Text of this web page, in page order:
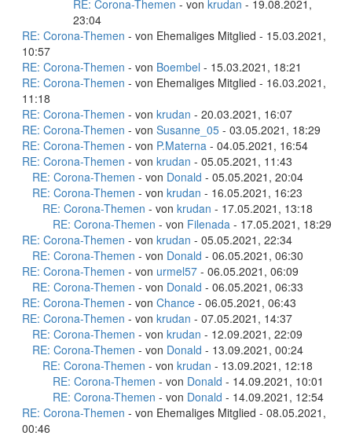
RE: Corona-Themen - von krudan - 19.08.2021,
23:04
RE: Corona-Themen - von Ehemaliges Mitglied - 15.03.2021,
10:57
RE: Corona-Themen - von Boembel - 15.03.2021, 18:21
RE: Corona-Themen - von Ehemaliges Mitglied - 16.03.2021,
11:18
RE: Corona-Themen - von krudan - 20.03.2021, 16:07
RE: Corona-Themen - von Susanne_05 - 03.05.2021, 18:29
RE: Corona-Themen - von P.Materna - 04.05.2021, 16:54
RE: Corona-Themen - von krudan - 05.05.2021, 11:43
RE: Corona-Themen - von Donald - 05.05.2021, 20:04
RE: Corona-Themen - von krudan - 16.05.2021, 16:23
RE: Corona-Themen - von krudan - 17.05.2021, 13:18
RE: Corona-Themen - von Filenada - 17.05.2021, 18:29
RE: Corona-Themen - von krudan - 05.05.2021, 22:34
RE: Corona-Themen - von Donald - 06.05.2021, 06:30
RE: Corona-Themen - von urmel57 - 06.05.2021, 06:09
RE: Corona-Themen - von Donald - 06.05.2021, 06:33
RE: Corona-Themen - von Chance - 06.05.2021, 06:43
RE: Corona-Themen - von krudan - 07.05.2021, 14:37
RE: Corona-Themen - von krudan - 12.09.2021, 22:09
RE: Corona-Themen - von Donald - 13.09.2021, 00:24
RE: Corona-Themen - von krudan - 13.09.2021, 12:18
RE: Corona-Themen - von Donald - 14.09.2021, 10:01
RE: Corona-Themen - von Donald - 14.09.2021, 12:54
RE: Corona-Themen - von Ehemaliges Mitglied - 08.05.2021,
00:46